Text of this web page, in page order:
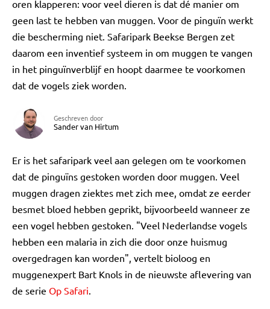
oren klapperen: voor veel dieren is dat dé manier om
geen last te hebben van muggen. Voor de pinguïn werkt
die bescherming niet. Safaripark Beekse Bergen zet
daarom een inventief systeem in om muggen te vangen
in het pinguïnverblijf en hoopt daarmee te voorkomen
dat de vogels ziek worden.
Geschreven door
Sander van Hirtum
Er is het safaripark veel aan gelegen om te voorkomen
dat de pinguïns gestoken worden door muggen. Veel
muggen dragen ziektes met zich mee, omdat ze eerder
besmet bloed hebben geprikt, bijvoorbeeld wanneer ze
een vogel hebben gestoken. "Veel Nederlandse vogels
hebben een malaria in zich die door onze huismug
overgedragen kan worden", vertelt bioloog en
muggenexpert Bart Knols in de nieuwste aflevering van
de serie Op Safari.